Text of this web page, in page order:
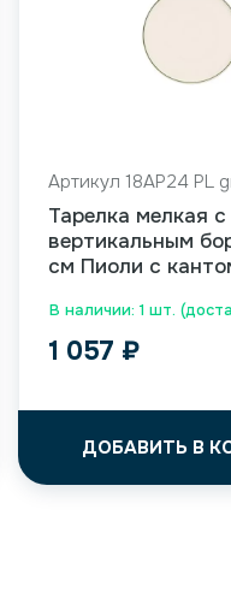
В наличии: 1 шт.
Артикул 18AP24 PL
Тарелка мелкая с
вертикальным
см Пиоли с
1 057 ₽
ДОБАВИТЬ В